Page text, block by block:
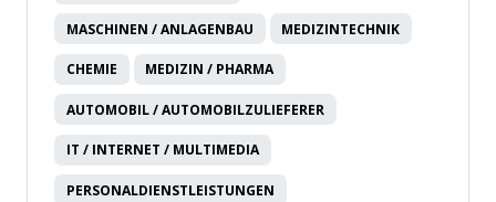
MASCHINEN / ANLAGENBAU MEDIZINTECHNIK
CHEMIE MEDIZIN / PHARMA
AUTOMOBIL / AUTOMOBILZULIEFERER
IT / INTERNET / MULTIMEDIA
PERSONALDIENSTLEISTUNGEN